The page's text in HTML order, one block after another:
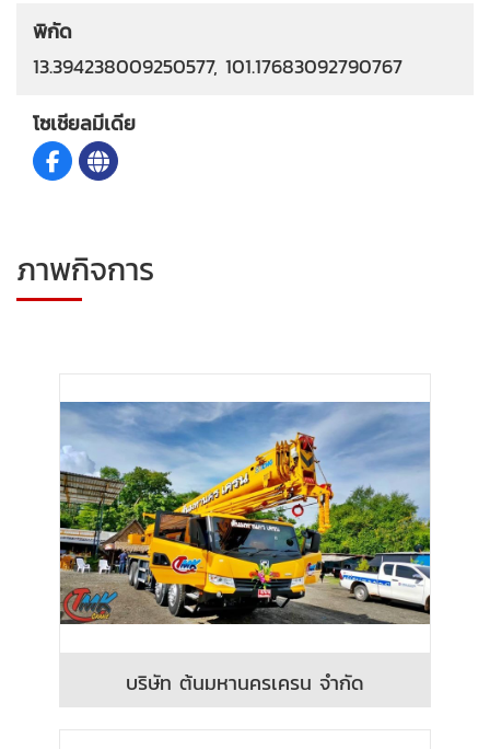
พิกัด
13.394238009250577, 101.17683092790767
โซเชียลมีเดีย
ภาพกิจการ
บริษัท ต้นมหานครเครน จำกัด